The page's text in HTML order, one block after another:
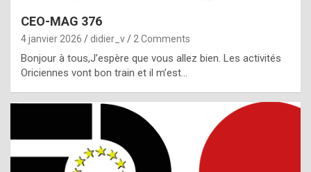
p
e
c
i
l
CEO-MAG 376
4 janvier 2026 didier_v 2 Comments
Bonjour à tous,J’espère que vous allez bien. Les activités
Oriciennes vont bon train et il m’est…